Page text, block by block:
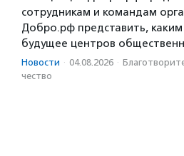
сотрудникам и командам
Добро.рф представить,
будущее центров
Новости · 04.08.2026 ·
чест­во